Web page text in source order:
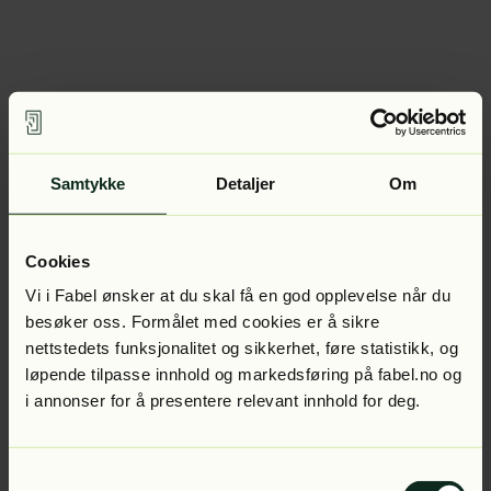
Samtykke Detaljer Om
Cookies
Vi i Fabel ønsker at du skal få en god opplevelse når du
besøker oss. Formålet med cookies er å sikre
nettstedets funksjonalitet og sikkerhet, føre statistikk, og
løpende tilpasse innhold og markedsføring på fabel.no og
i annonser for å presentere relevant innhold for deg.